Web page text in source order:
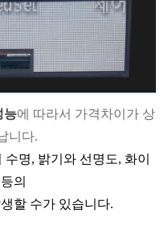
능에 따라서 가격차이가 상
니다.
명, 밝기와 선명도, 화이
의
할 수가 있습니다.